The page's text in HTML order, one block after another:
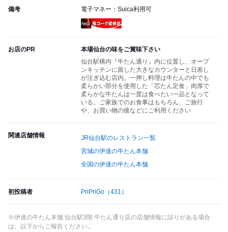
備考
電子マネー：Suica利用可
お店のPR
本場仙台の味をご賞味下さい
仙台駅構内『牛たん通り』内に位置し、オープ
ンキッチンに面した大きなカウンターと日差し
が注ぎ込む店内。一押し料理は牛たんの中でも
柔らかい部分を使用した「芯たん定食」肉厚で
柔らかな牛たんは一度は食べたい一品となって
いる。ご家族でのお食事はもちろん、ご旅行
や、お買い物の後などにご利用ください
関連店舗情報
JR仙台駅のレストラン一覧
宮城の伊達の牛たん本舗
全国の伊達の牛たん本舗
初投稿者 PriPriGo （431）
※伊達の牛たん本舗 仙台駅3階 牛たん通り店の店舗情報に誤りがある場合
は、以下からご報告ください。